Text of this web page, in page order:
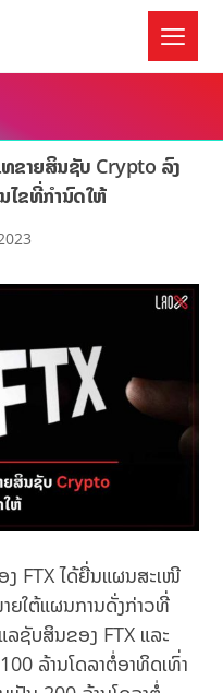
ທຂາຍສິນຊັບ Crypto ລົງ
ໄຂທີ່ກຳນົດໃຫ້
ງ FTX ໄດ້ຍື່ນແຜນສະເໜີ
ຍໃຕ້ແຜນການດັ່ງກ່າວທີ່
ລຊັບສິນຂອງ FTX ແລະ
ລ້ານໂດລາຕໍ່ອາທິດເທົ່າ